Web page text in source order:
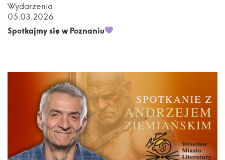
Wydarzenia
05.03.2026
Spotkajmy się w Poznaniu